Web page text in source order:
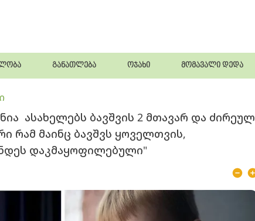
განათლება ოჯახი მომავალი დედა
ასახელებს ბავშვის 2 მთავარ და ძირეულ
რამ მაინც ბავშვს ყოველთვის,
დაკმაყოფილებული"